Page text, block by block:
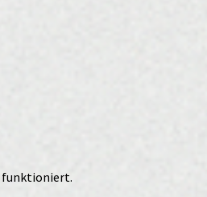
funktioniert.